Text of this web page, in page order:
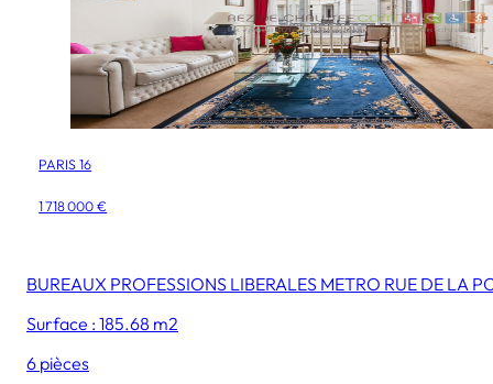
PARIS 16
1 718 000 €
BUREAUX PROFESSIONS LIBERALES METRO RUE DE LA
Surface : 185.68 m2
6 pièces